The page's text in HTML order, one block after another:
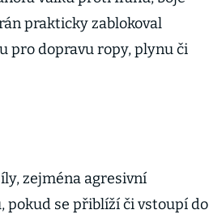
prakticky zablokoval
pro dopravu ropy, plynu či
zejména agresivní
pokud se přiblíží či vstoupí do